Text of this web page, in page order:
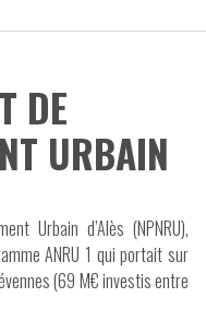
DE
URBAIN
Urbain d’Alès (NPNRU),
ANRU 1 qui portait sur
(69 M€ investis entre